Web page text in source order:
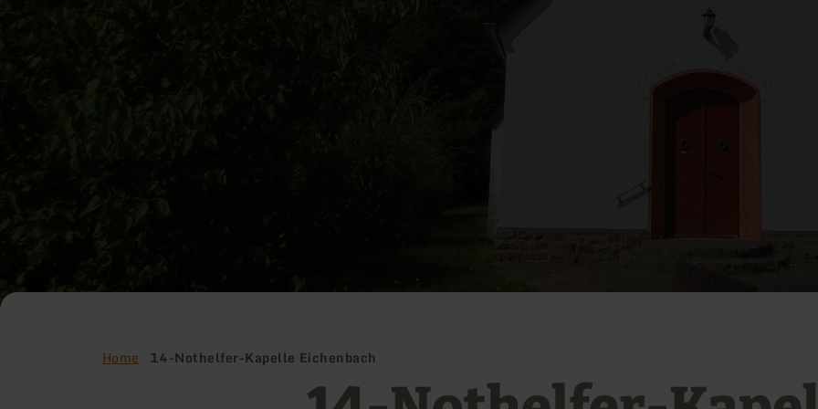
Home 14-Nothelfer-Kapelle Eichenbach